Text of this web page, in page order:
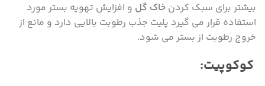
بیشتر برای سبک کردن خاک گل و افزایش تهویه بستر مورد
استفاده قرار می گیرد پلیت جذب رطوبت بالایی دارد و مانع از
خروج رطوبت از بستر می شود.
کوکوپیت: